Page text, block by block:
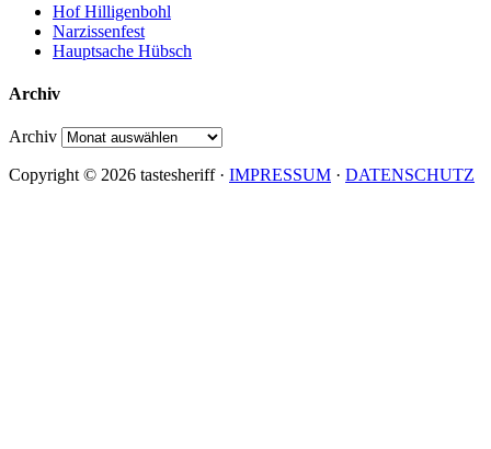
Hof Hilligenbohl
Narzissenfest
Hauptsache Hübsch
Archiv
Archiv
Copyright © 2026 tastesheriff · IMPRESSUM · DATENSCHUTZ